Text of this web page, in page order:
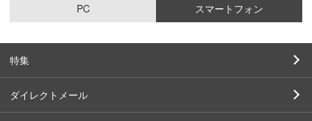
PC スマートフォン
特集
ダイレクトメール